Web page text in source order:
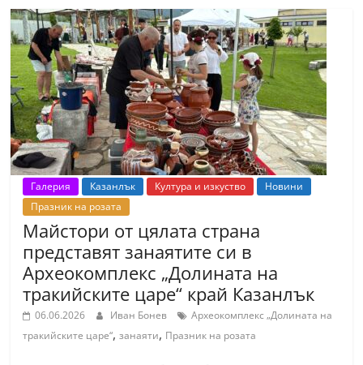
Галерия Казанлък Култура и изкуство
Новини
Празник на розата
Майстори от цялата страна
представят занаятите си в
Археокомплекс „Долината на
тракийските царе“ край Казанлък
06.06.2026 Иван Бонев
Археокомплекс „Долината на
тракийските царе“,занаяти, Празник на розата